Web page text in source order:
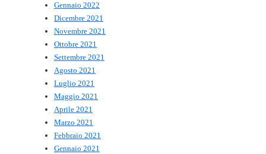
Gennaio 2022
Dicembre 2021
Novembre 2021
Ottobre 2021
Settembre 2021
Agosto 2021
Luglio 2021
Maggio 2021
Aprile 2021
Marzo 2021
Febbraio 2021
Gennaio 2021